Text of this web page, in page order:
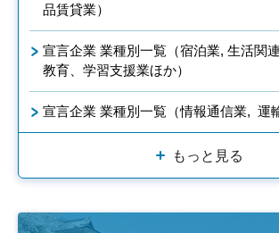
品賃貸業）
宣言企業 業種別一覧（宿泊業, 生活関
教育、学習支援業ほか）
宣言企業 業種別一覧（情報通信業, 運
もっと見る